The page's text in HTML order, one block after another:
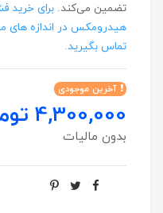
تضمین می‌کند. برای خرید
هیدرومکس در اندازه های
تماس بگیرید.
آخرین موجودی
4,300,000 تومان
بدون مالیات